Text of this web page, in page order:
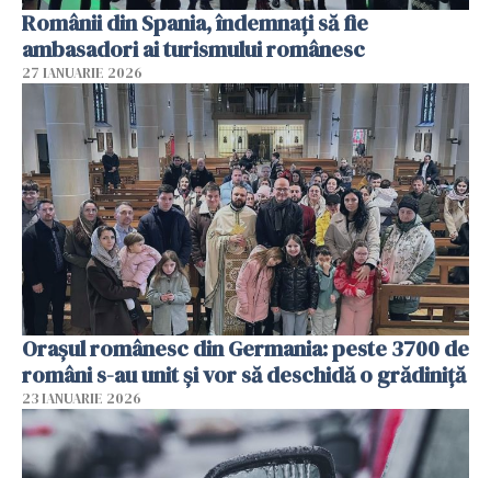
Românii din Spania, îndemnați să fie
ambasadori ai turismului românesc
27 IANUARIE 2026
Orașul românesc din Germania: peste 3700 de
români s-au unit și vor să deschidă o grădiniță
23 IANUARIE 2026